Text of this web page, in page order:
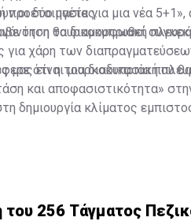
οι δύο ηγέτες.
προετοιμασία για μια νέα
θα διαμορφωθεί
ότι η τουρκοκυπριακή
για χάρη των
μας είναι μια διαδικασία που
ότι η τουρκοκυπριακή
και αποφασιστικότητα»
δημιουργία κλίματος
256 Τάγματος